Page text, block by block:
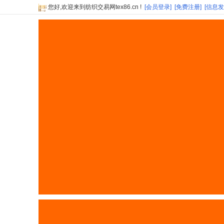
您好,欢迎来到纺织交易网tex86.cn ! [会员登录] [免费注册] [信息